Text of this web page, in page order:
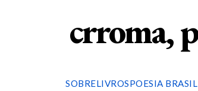
crroma,
SOBRELIVROSPOESIA